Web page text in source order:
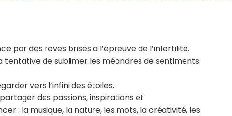
par des rêves brisés à l’épreuve de l’infertilité.
tentative de sublimer les méandres de sentiments
vers l’infini des étoiles.
des passions, inspirations et
: la musique, la nature, les mots, la créativité, les